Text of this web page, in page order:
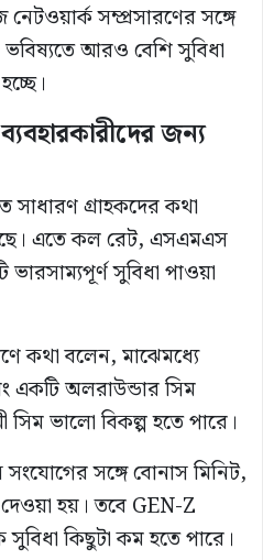
সম্প্রসারণের সঙ্গে
ভবিষ্যতে আরও বেশি সুবিধা
জন্য
গ্রাহকদের কথা
এতে কল রেট, এসএমএস
সুবিধা পাওয়া
কথা বলেন, মাঝেমধ্যে
একটি অলরাউন্ডার সিম
ভালো বিকল্প হতে পারে।
সঙ্গে বোনাস মিনিট,
হয়। তবে GEN-Z
সুবিধা কিছুটা কম হতে পারে।